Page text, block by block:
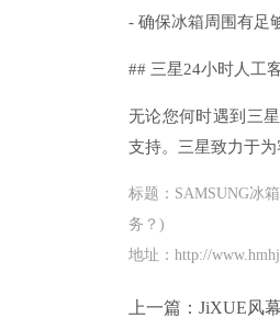
- 确保冰箱周围有足
## 三星24小时人工
无论您何时遇到三
支持。三星致力于
标题：SAMSUNG冰
务？)
地址：http://
上一篇： JiXUE风幕柜维